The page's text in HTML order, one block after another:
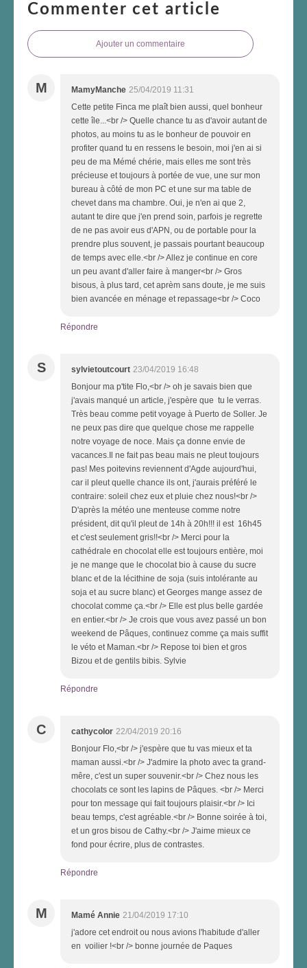
Commenter cet article
Ajouter un commentaire
M MamyManche 25/04/2019 11:31
Cette petite Finca me plaît bien aussi, quel bonheur
cette île...<br /> Quelle chance tu as d'avoir autant de
photos, au moins tu as le bonheur de pouvoir en
profiter quand tu en ressens le besoin, moi j'en ai si
peu de ma Mémé chérie, mais elles me sont très
précieuse et toujours à portée de vue, une sur mon
bureau à côté de mon PC et une sur ma table de
chevet dans ma chambre. Oui, je n'en ai que 2,
autant te dire que j'en prend soin, parfois je regrette
de ne pas avoir eus d'APN, ou de portable pour la
prendre plus souvent, je passais pourtant beaucoup
de temps avec elle.<br /> Allez je continue en core
un peu avant d'aller faire à manger<br /> Gros
bisous, à plus tard, cet aprèm sans doute, je me suis
bien avancée en ménage et repassage<br /> Coco
Répondre
S sylvietoutcourt 23/04/2019 16:48
Bonjour ma p'tite Flo,<br /> oh je savais bien que
j'avais manqué un article, j'espère que tu le verras.
Très beau comme petit voyage à Puerto de Soller. Je
ne peux pas dire que quelque chose me rappelle
notre voyage de noce. Mais ça donne envie de
vacances.Il ne fait pas beau mais ne pleut toujours
pas! Mes poitevins reviennent d'Agde aujourd'hui,
car il pleut quelle chance ils ont, j'aurais préféré le
contraire: soleil chez eux et pluie chez nous!<br />
D'après la météo une menteuse comme notre
président, dit qu'il pleut de 14h à 20h!!! il est 16h45
et c'est seulement gris!!<br /> Merci pour la
cathédrale en chocolat elle est toujours entière, moi
je ne mange que le chocolat bio à cause du sucre
blanc et de la lécithine de soja (suis intolérante au
soja et au sucre blanc) et Georges mange assez de
chocolat comme ça.<br /> Elle est plus belle gardée
en entier.<br /> Je crois que vous avez passé un bon
weekend de Pâques, continuez comme ça mais suffit
le véto et Maman.<br /> Repose toi bien et gros
Bizou et de gentils bibis. Sylvie
Répondre
C cathycolor 22/04/2019 20:16
Bonjour Flo,<br /> j'espère que tu vas mieux et ta
maman aussi.<br /> J'admire la photo avec ta grand-
mêre, c'est un super souvenir.<br /> Chez nous les
chocolats ce sont les lapins de Pâques. <br /> Merci
pour ton message qui fait toujours plaisir.<br /> Ici
beau temps, c'est agréable.<br /> Bonne soirée à toi,
et un gros bisou de Cathy.<br /> J'aime mieux ce
fond pour écrire, plus de contrastes.
Répondre
M Mamé Annie 21/04/2019 17:10
j'adore cet endroit ou nous avions l'habitude d'aller
en voilier !<br /> bonne journée de Paques